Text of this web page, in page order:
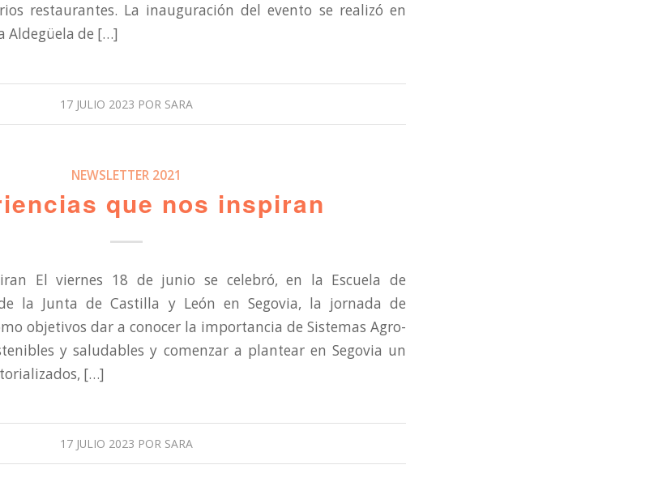
restaurantes. La inauguración del evento se realizó en
Aldegüela de […]
17 JULIO 2023 POR SARA
NEWSLETTER 2021
que nos inspiran
El viernes 18 de junio se celebró, en la Escuela de
la Junta de Castilla y León en Segovia, la jornada de
objetivos dar a conocer la importancia de Sistemas Agro-
y saludables y comenzar a plantear en Segovia un
[…]
17 JULIO 2023 POR SARA